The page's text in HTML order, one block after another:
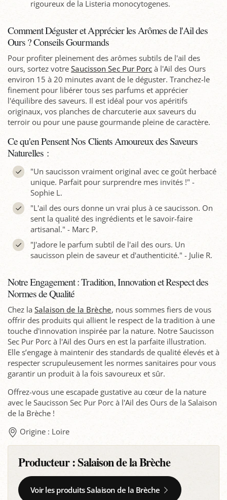
rigoureux de la Listeria monocytogenes.
Comment Déguster et Apprécier les Arômes de l'Ail des
Ours ? Conseils Gourmands
Pour profiter pleinement des arômes subtils de l'ail des
ours, sortez votre Saucisson Sec Pur Porc à l'Ail des Ours
environ 15 à 20 minutes avant de le déguster. Tranchez-le
finement pour libérer tous ses parfums et apprécier
l'équilibre des saveurs. Il est idéal pour vos apéritifs
originaux, vos planches de charcuterie aux saveurs du
terroir ou pour une pause gourmande pleine de caractère.
Ce qu'en Pensent Nos Clients Amoureux des Saveurs
Naturelles :
"Un saucisson vraiment original avec ce goût herbacé
unique. Parfait pour surprendre mes invités !" -
Sophie L.
"L'ail des ours donne un vrai plus à ce saucisson. On
sent la qualité des ingrédients et le savoir-faire
artisanal." - Marc P.
"J'adore le parfum subtil de l'ail des ours. Un
saucisson plein de saveur et d'authenticité." - Julie R.
Notre Engagement : Tradition, Innovation et Respect des
Normes de Qualité
Chez la Salaison de la Brèche, nous sommes fiers de vous
offrir des produits qui allient le respect de la tradition à une
touche d'innovation inspirée par la nature. Notre Saucisson
Sec Pur Porc à l'Ail des Ours en est la parfaite illustration.
Elle s’engage à maintenir des standards de qualité élevés et à
respecter scrupuleusement les normes sanitaires pour vous
garantir un produit à la fois savoureux et sûr.
Offrez-vous une escapade gustative au cœur de la nature
avec le Saucisson Sec Pur Porc à l'Ail des Ours de la Salaison
de la Brèche !
Origine : Loire
Producteur :Salaison de la Brèche
Voir les produits Salaison de la Brèche